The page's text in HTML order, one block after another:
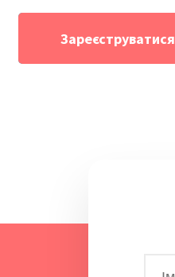
Зареєструватися